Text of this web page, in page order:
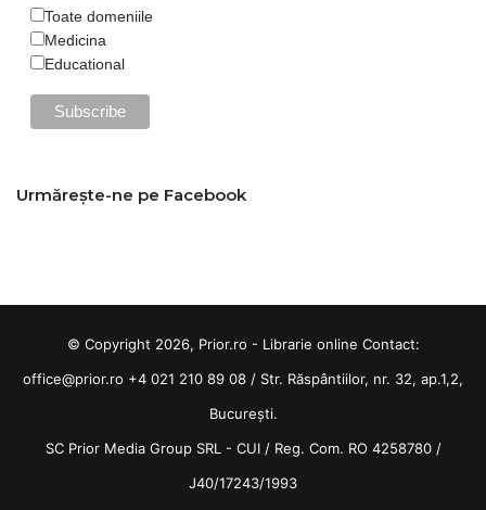
Toate domeniile
Medicina
Educational
Urmărește-ne pe Facebook
© Copyright 2026, Prior.ro - Librarie online Contact:
office@prior.ro +4 021 210 89 08 / Str. Răspântiilor, nr. 32, ap.1,2,
București.
SC Prior Media Group SRL - CUI / Reg. Com. RO 4258780 /
J40/17243/1993